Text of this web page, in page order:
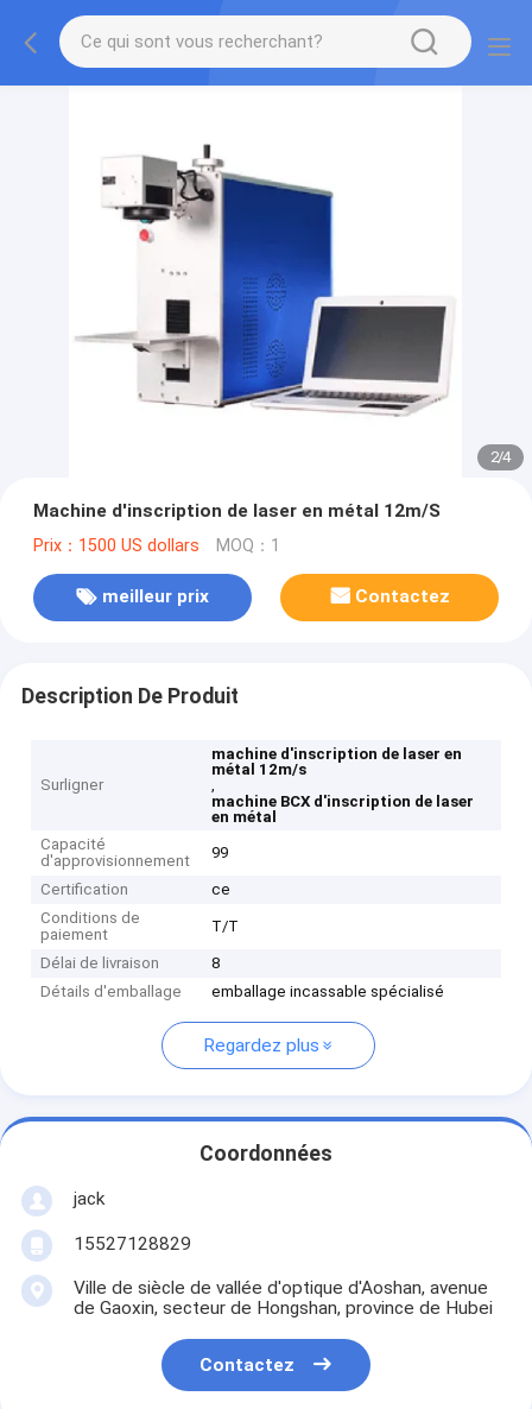
2/4
Machine d'inscription de laser en métal 12m/S
Prix：1500 US dollars MOQ：1
meilleur prix Contactez
Description De Produit
Surligner
machine d'inscription de laser en
métal 12m/s
,
machine BCX d'inscription de laser
en métal
Capacité
d'approvisionnement
99
Certification
ce
Conditions de
paiement
T/T
Délai de livraison
8
Détails d'emballage
emballage incassable spécialisé
Regardez plus
Coordonnées
jack
15527128829
Ville de siècle de vallée d'optique d'Aoshan, avenue
de Gaoxin, secteur de Hongshan, province de Hubei
Contactez